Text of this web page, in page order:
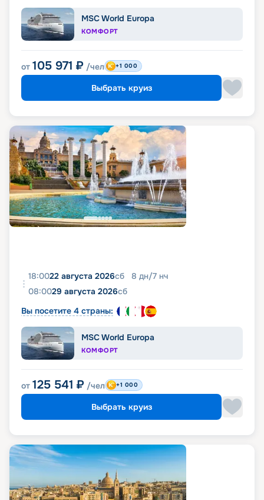
MSC World Europa
КОМФОРТ
от 105 971 ₽ /чел +1 000
Выбрать круиз
18:0022 августа 2026сб 8 дн/7 нч
08:0029 августа 2026сб
Вы посетите 4 страны:
MSC World Europa
КОМФОРТ
от 125 541 ₽ /чел +1 000
Выбрать круиз